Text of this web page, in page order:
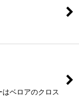
ベロアのクロス